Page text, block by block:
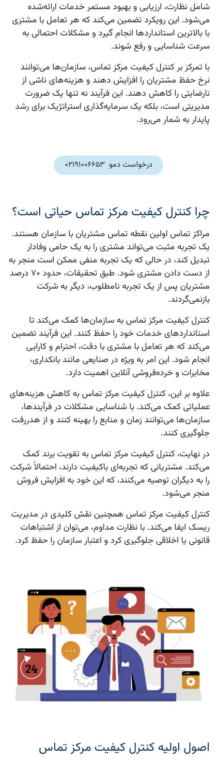
شامل نظارت، ارزیابی و بهبود مستمر خدمات ارائه‌شده
می‌شود. این رویکرد تضمین می‌کند که هر تعامل با مشتری
با بالاترین استانداردها انجام گیرد و مشکلات احتمالی به
سرعت شناسایی و رفع شوند.
با تمرکز بر کنترل کیفیت مرکز تماس، سازمان‌ها می‌توانند
نرخ حفظ مشتریان را افزایش دهند و هزینه‌های ناشی از
نارضایتی را کاهش دهند. این فرآیند نه تنها یک ضرورت
مدیریتی است، بلکه یک سرمایه‌گذاری استراتژیک برای رشد
پایدار به شمار می‌رود.
درخواست دمو 02191006653
چرا کنترل کیفیت مرکز تماس حیاتی است؟
مراکز تماس اولین نقطه تماس مشتریان با سازمان هستند.
یک تجربه مثبت می‌تواند مشتری را به یک حامی وفادار
تبدیل کند، در حالی که یک تجربه منفی ممکن است منجر به
از دست دادن مشتری شود. طبق تحقیقات، حدود ۷۰ درصد
مشتریان پس از یک تجربه نامطلوب، دیگر به شرکت
بازنمی‌گردند.
کنترل کیفیت مرکز تماس به سازمان‌ها کمک می‌کند تا
استانداردهای خدمات خود را حفظ کنند. این فرآیند تضمین
می‌کند که هر تعامل با مشتری با دقت، احترام و کارایی
انجام شود. این امر به ویژه در صنایعی مانند بانکداری،
مخابرات و خرده‌فروشی آنلاین اهمیت دارد.
علاوه بر این، کنترل کیفیت مرکز تماس به کاهش هزینه‌های
عملیاتی کمک می‌کند. با شناسایی مشکلات در فرآیندها،
سازمان‌ها می‌توانند زمان و منابع را بهینه کنند و از هدررفت
جلوگیری کنند.
در نهایت، کنترل کیفیت مرکز تماس به تقویت برند کمک
می‌کند. مشتریانی که تجربه‌ای باکیفیت دارند، احتمالاً شرکت
را به دیگران توصیه می‌کنند، که این خود به افزایش فروش
منجر می‌شود.
کنترل کیفیت مرکز تماس همچنین نقش کلیدی در مدیریت
ریسک ایفا می‌کند. با نظارت مداوم، می‌توان از اشتباهات
قانونی یا اخلاقی جلوگیری کرد و اعتبار سازمان را حفظ کرد.
اصول اولیه کنترل کیفیت مرکز تماس